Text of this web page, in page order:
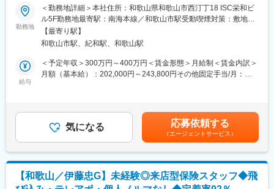
チャレンジできる制度が整っています。実際に代理店営業から広
報や商品開発、ITシステム、契約サービス部門など幅広い部門へ
のキャリアチェンジが叶っています。
向先の定める業務となります）
17時：帰社、事務作業、翌日の準備
18時：退社
■研修制度
入社後は全体研修の後、支社配属となり、商談同行や、資料作成
のサポートからお任せします。中途入社社員も早期に馴染めるよ
う、1年間「エンゲージメントサポーター」をアサインします。
評価は「業績貢献評価」と「行動評価」に分かれています。
評価と報酬は連動しており、「業績貢献評価」は短期業績賞与、
「行動評価」は給与改定に反映されます。
績賞与は全社業績と個人業績で変動します。
賞与の総支給月数は、およそ7.2～8.5か月となります。
＼おすすめポイント／
・入社後は損害保険・生命保険の営業をお任せします。個人営業
と法人営業の両方経験することが可能です！（個人：法人の割合
は6:4）
・顧客の９０％は損害保険の契約者のため、既存のお客様への保
険アドバイスが中心となります。
迎です◎
■具体的には：
勤務地
＜勤務地詳細＞本社住所：和歌山県和歌山市西汀丁18 ISC栄和ビ
ル5F勤務地最寄駅：南海本線／和歌山市駅受動喫煙対策：敷地内
喫煙可能場所あり変更の範囲：会社の定める事業所
【最寄り駅】
和歌山市駅、紀和駅、和歌山駅
給与
＜予定年収＞300万円～400万円＜賃金形態＞月給制＜賃金内訳＞
月額（基本給）：202,000円～243,800円その他固定手当/月：
実績）50万円～100万円）・昇給あり：年1回（前年度実績：上限
22,000円）・超過残業代は別途支給※入社1年後から昇給・賞与の
支給対象※賞与額／昇給額は会社および個人の業績に応じて決定し
ます賃金はあくまでも目安の金額であり、選考を通じて上下する
可能性があります。月給(月額)は固定手当を含めた表記です。
気になる 応募依頼する
（エージェントサービス）
【和歌山／伊藤忠G】未経験◎来店型保険スタッフ◆飛